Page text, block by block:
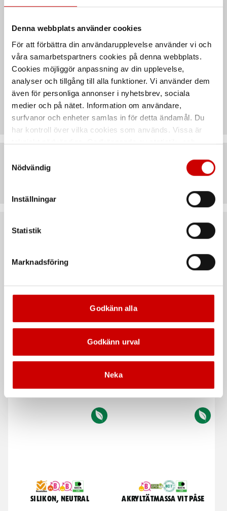
Denna webbplats använder cookies
För att förbättra din användarupplevelse använder vi och
våra samarbetspartners cookies på denna webbplats.
Cookies möjliggör anpassning av din upplevelse,
analyser och tillgång till alla funktioner. Vi använder dem
även för personliga annonser i nyhetsbrev, sociala
medier och på nätet. Information om användare,
surfvanor och enheter samlas in för detta ändamål. Du
har kontroll över vilka cookies som används. Vissa är
tekniskt nödvändiga. Godkännande av statistik- och
länder utanför EU med olika dataskyddsnormer. Genom
att godkänna samtycker du till sådana överföringar. Läs
Nödvändig
Inställningar
Statistik
Marknadsföring
Godkänn alla
Godkänn urval
Neka
bruksanvisningar
Teknisk data
Recensioner
Artiklar
Rekommenderat baserat på vald produkt
patron
Elastisk vattenbaserad inomhusfog
fogskum
1K expanderande PU-skum för
konstruktionsfogar
Silikon, Neutral Akryltätmassa Vit påse